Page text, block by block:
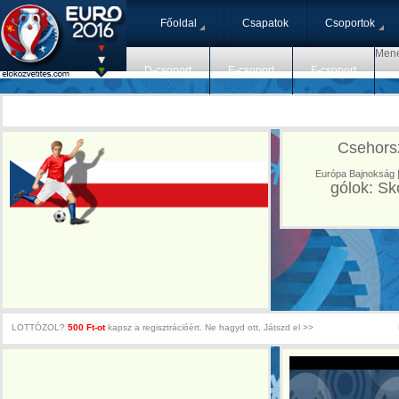
Főoldal Csapatok Csoportok
D-csoport E-csoport F-csoport
Európa Bajnokság
gólok:
LOTTÓZOL? 500 Ft-otkapsz a regisztrációért. Ne hagyd ott, Játszd el >>